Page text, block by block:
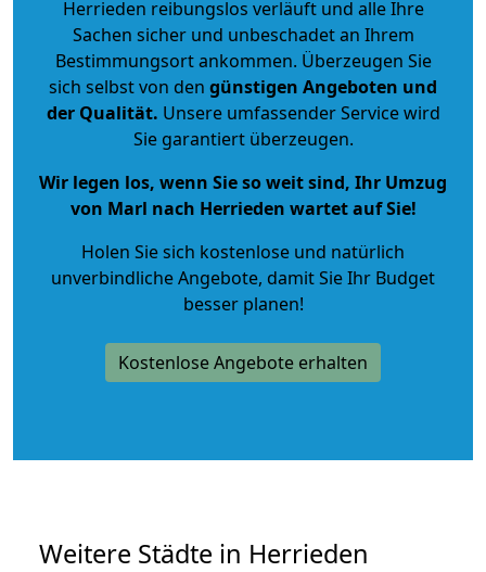
Herrieden reibungslos verläuft und alle Ihre
Sachen sicher und unbeschadet an Ihrem
Bestimmungsort ankommen. Überzeugen Sie
sich selbst von den günstigen Angeboten und
der Qualität. Unsere umfassender Service wird
Sie garantiert überzeugen.
Wir legen los, wenn Sie so weit sind, Ihr Umzug
von Marl nach Herrieden wartet auf Sie!
Holen Sie sich kostenlose und natürlich
unverbindliche Angebote, damit Sie Ihr Budget
besser planen!
Kostenlose Angebote erhalten
Weitere Städte in Herrieden